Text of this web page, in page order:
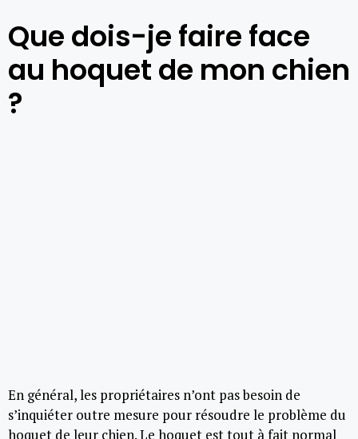
Que dois-je faire face
au hoquet de mon chien
?
En général, les propriétaires n’ont pas besoin de
s’inquiéter outre mesure pour résoudre le problème du
hoquet de leur chien. Le hoquet est tout à fait normal